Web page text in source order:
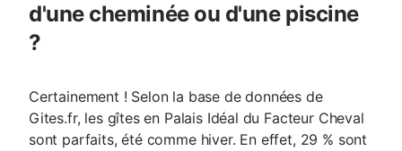
d'une cheminée ou d'une piscine
?
Certainement ! Selon la base de données de
Gites.fr, les gîtes en Palais Idéal du Facteur Cheval
sont parfaits, été comme hiver. En effet, 29 % sont